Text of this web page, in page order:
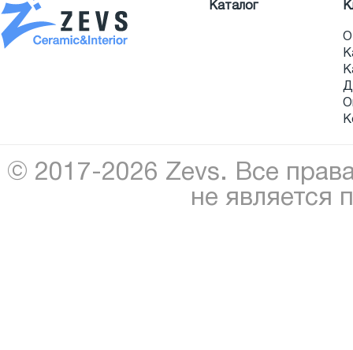
Каталог
О
© 2017-2026 Zevs. Все
не является